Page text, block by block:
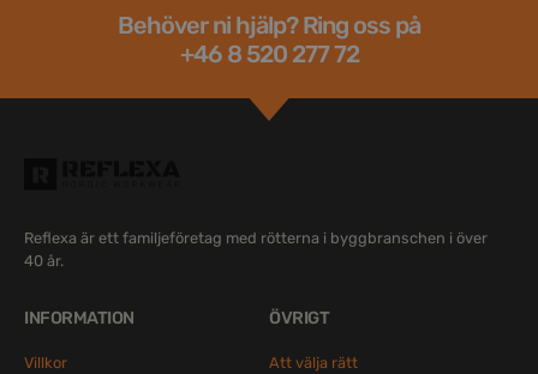
Behöver ni hjälp? Ring oss på
+46 8 520 277 72
Reflexa är ett familjeföretag med rötterna i byggbranschen i över
40 år.
INFORMATION
Villkor
ÖVRIGT
Att välja rätt